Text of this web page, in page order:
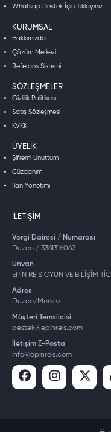
Whatsap Destek İçin Tıklayınız.
KURUMSAL
Hakkımızda
Çözüm Merkezi
Referans Sistemi
SÖZLEŞMELER
Gizlilik Politikası
Satış Sözleşmesi
KVKK
ÜYELIK
Şifremi Unuttum
Cüzdanım
İlan Yönetimi
İLETIŞIM
Vergi Dairesi / Numarası
Düzce / 3361316062
Unvan
EPİN REİS OYUN VE BİLİŞİM
Adres
Düzce/Merkez
Müşteri Temsilcisi
destek@epinreis.com
İletişim E-Posta
info@epinreis.com